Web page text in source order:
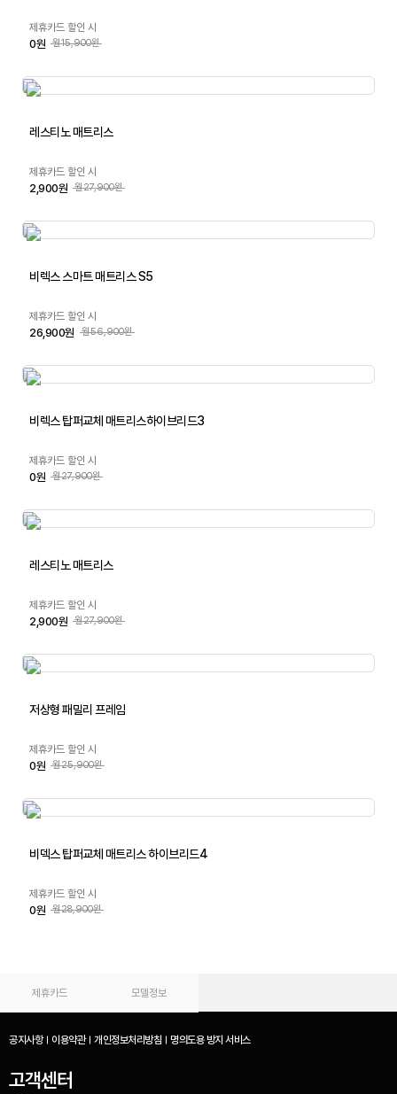
제휴카드 할인 시
0원 월15,900원
레스티노 매트리스
제휴카드 할인 시
2,900원 월27,900원
비렉스 스마트 매트리스 S5
제휴카드 할인 시
26,900원 월56,900원
비렉스 탑퍼교체 매트리스하이브리드3
제휴카드 할인 시
0원 월27,900원
레스티노 매트리스
제휴카드 할인 시
2,900원 월27,900원
저상형 패밀리 프레임
제휴카드 할인 시
0원 월25,900원
비덱스 탑퍼교체 매트리스 하이브리드4
제휴카드 할인 시
0원 월28,900원
제휴카드 모델정보
공지사항 이용약관 개인정보처리방침 명의도용 방지 서비스
고객센터